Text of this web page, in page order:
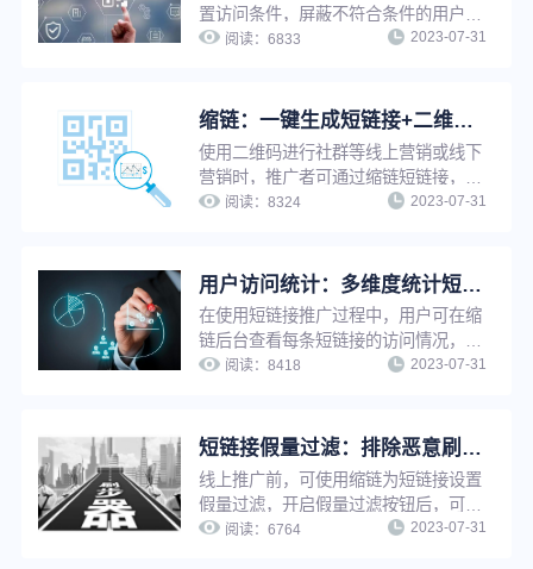
置访问条件，屏蔽不符合条件的用户访
问，只有符合访问条件的用户才可以访
段、限制访问地域、限制访问设备、限
制访问环境等。
阅读：6833 2023-07-31
缩链：一键生成短链接+二维码，支持修改原链接，换链不换码
使用二维码进行社群等线上营销或线下
营销时，推广者可通过缩链短链接，将
长链接一键缩短的同时生成对应二维
并提升工作效率。
阅读：8324 2023-07-31
用户访问统计：多维度统计短链接访问情况，把控推广效果
在使用短链接推广过程中，用户可在缩
链后台查看每条短链接的访问情况，包
括访问趋势、访问地域、访问环境、访
优化转化效果。
阅读：8418 2023-07-31
短链接假量过滤：排除恶意刷量，让推广数据更真实
线上推广前，可使用缩链为短链接设置
假量过滤，开启假量过滤按钮后，可以
有效排除恶意点击、机器人刷量等虚假
阅读：6764 2023-07-31